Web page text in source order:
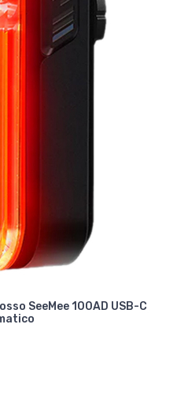
SeeMee 100AD USB-C